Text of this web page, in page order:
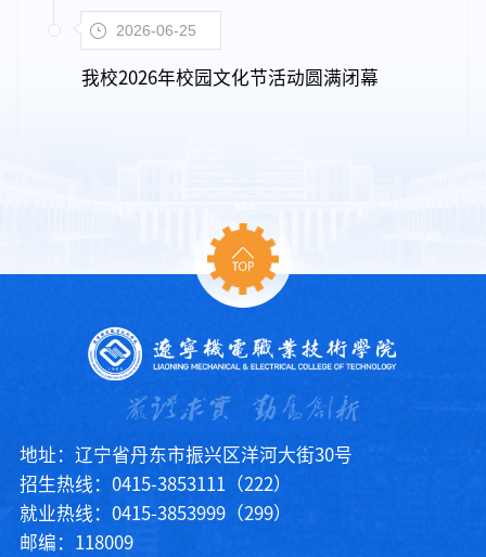
2026-06-25
我校2026年校园文化节活动圆满闭幕
地址：辽宁省丹东市振兴区洋河大街30号
招生热线：0415-3853111（222）
就业热线：0415-3853999（299）
邮编：118009